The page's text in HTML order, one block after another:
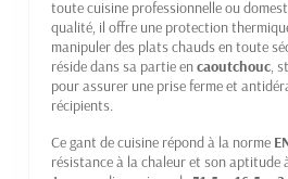
toute cuisine professionnelle ou
qualité, il offre une protection
manipuler des plats chauds en toute
réside dans sa partie encaoutchouc ,
pour assurer une prise ferme et
récipients.
Ce gant de cuisine répond à la norme
résistance à la chaleur et son aptitude